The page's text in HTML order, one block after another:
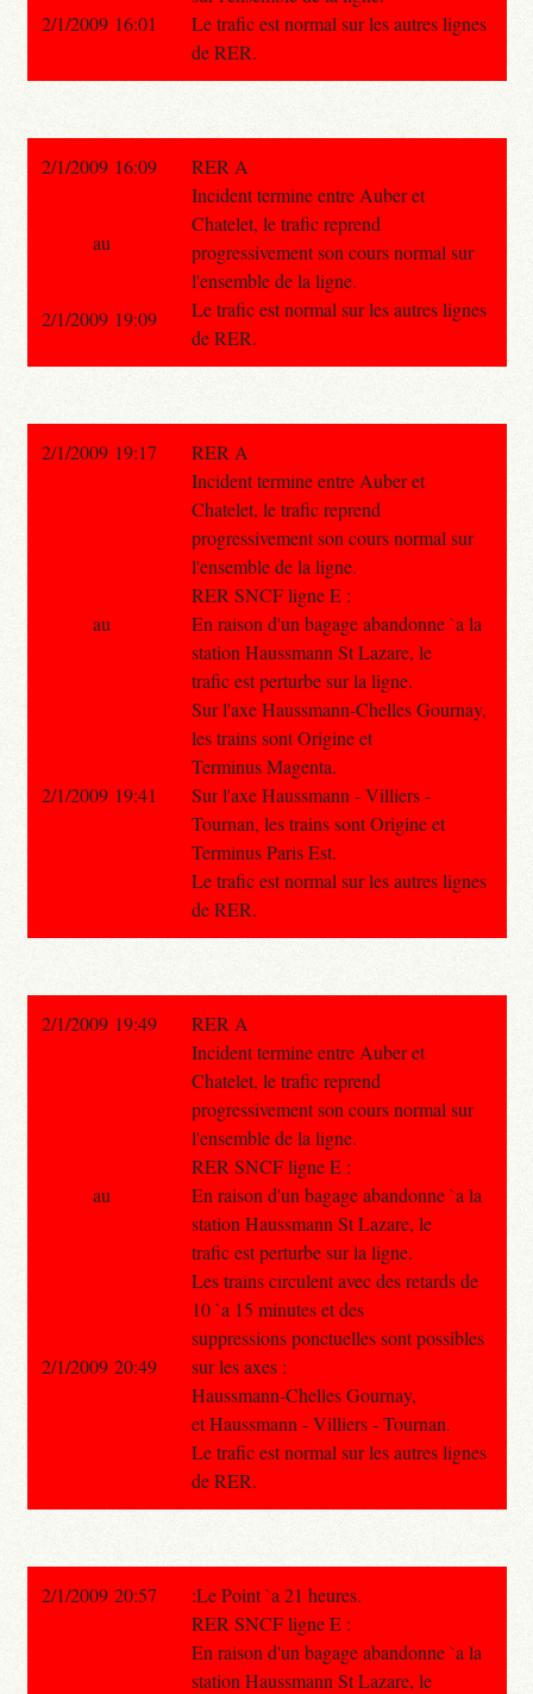
Le trafic est normal sur les autres lignes
de RER.
2/1/2009 16:01
2/1/2009 16:09
RER A
Incident termine entre Auber et
Chatelet, le trafic reprend
progressivement son cours normal sur
l'ensemble de la ligne.
Le trafic est normal sur les autres lignes
de RER.
au
2/1/2009 19:09
2/1/2009 19:17
RER A
Incident termine entre Auber et
Chatelet, le trafic reprend
progressivement son cours normal sur
l'ensemble de la ligne.
RER SNCF ligne E :
En raison d'un bagage abandonne `a la
station Haussmann St Lazare, le
trafic est perturbe sur la ligne.
Sur l'axe Haussmann-Chelles Gournay,
les trains sont Origine et
Terminus Magenta.
Sur l'axe Haussmann - Villiers -
Tournan, les trains sont Origine et
Terminus Paris Est.
Le trafic est normal sur les autres lignes
de RER.
au
2/1/2009 19:41
2/1/2009 19:49
RER A
Incident termine entre Auber et
Chatelet, le trafic reprend
progressivement son cours normal sur
l'ensemble de la ligne.
RER SNCF ligne E :
En raison d'un bagage abandonne `a la
station Haussmann St Lazare, le
trafic est perturbe sur la ligne.
Les trains circulent avec des retards de
10 `a 15 minutes et des
suppressions ponctuelles sont possibles
sur les axes :
Haussmann-Chelles Gournay,
et Haussmann - Villiers - Tournan.
Le trafic est normal sur les autres lignes
de RER.
au
2/1/2009 20:49
2/1/2009 20:57
:Le Point `a 21 heures.
RER SNCF ligne E :
En raison d'un bagage abandonne `a la
station Haussmann St Lazare, le